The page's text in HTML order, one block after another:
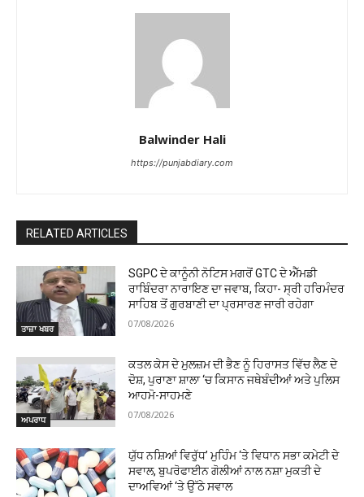
Balwinder Hali
https://punjabdiary.com
RELATED ARTICLES
ਤਾਜ਼ਾ ਖਬਰ
SGPC ਦੇ ਕਾਨੂੰਨੀ ਨੋਟਿਸ ਮਗਰੋਂ GTC ਦੇ ਐੱਮਡੀ
ਰਾਬਿੰਦਰਾ ਨਾਰਾਇਣ ਦਾ ਜਵਾਬ, ਕਿਹਾ- ਸ੍ਰੀ ਹਰਿਮੰਦਰ
ਸਾਹਿਬ ਤੋਂ ਗੁਰਬਾਣੀ ਦਾ ਪ੍ਰਸਾਰਣ ਜਾਰੀ ਰਹੇਗਾ
07/08/2026
ਅਪਰਾਧ
ਕਤਲ ਕੇਸ ਦੇ ਮੁਲਜ਼ਮ ਦੀ ਭੈਣ ਨੂੰ ਹਿਰਾਸਤ ਵਿੱਚ ਲੈਣ ਦੇ
ਦੋਸ਼, ਪੁਰਾਣਾ ਸ਼ਾਲਾ ‘ਚ ਕਿਸਾਨ ਜਥੇਬੰਦੀਆਂ ਅਤੇ ਪੁਲਿਸ
ਆਹਮੋ-ਸਾਹਮਣੇ
07/08/2026
ਯੁੱਧ ਨਸ਼ਿਆਂ ਵਿਰੁੱਧ’ ਮੁਹਿੰਮ ‘ਤੇ ਵਿਧਾਨ ਸਭਾ ਕਮੇਟੀ ਦੇ
ਸਵਾਲ, ਬੁਪਰੋਫਾਈਨ ਗੋਲੀਆਂ ਨਾਲ ਨਸ਼ਾ ਮੁਕਤੀ ਦੇ
ਦਾਅਵਿਆਂ ‘ਤੇ ਉੱਠੇ ਸਵਾਲ